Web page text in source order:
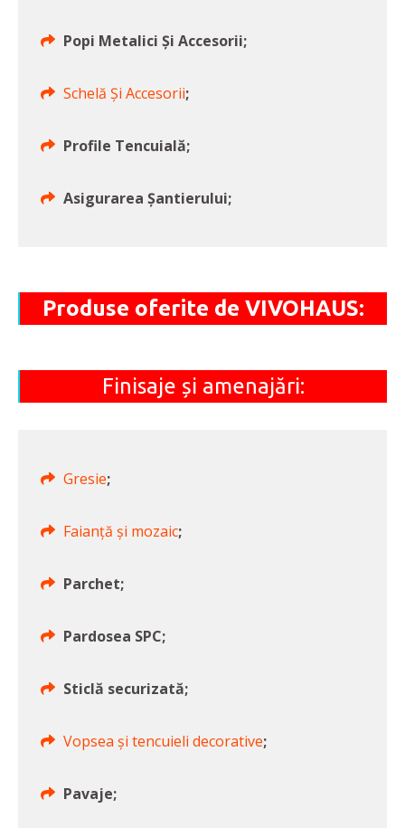
Popi Metalici Și Accesorii;
Schelă Și Accesorii;
Profile Tencuială;
Asigurarea Șantierului;
Produse oferite de VIVOHAUS:
Finisaje și amenajări:
Gresie;
Faianță și mozaic;
Parchet;
Pardosea SPC;
Sticlă securizată;
Vopsea și tencuieli decorative;
Pavaje;